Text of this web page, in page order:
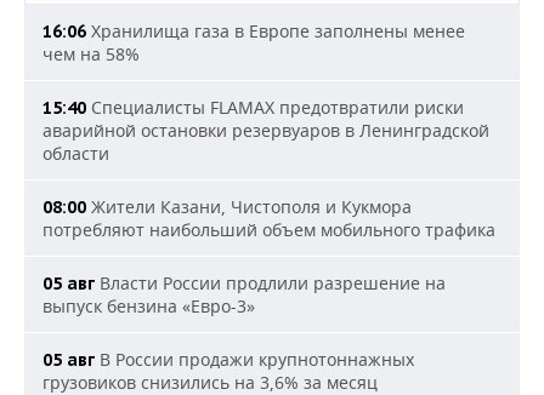
16:06 Хранилища газа в Европе заполнены менее
чем на 58%
15:40 Специалисты FLAMAX предотвратили риски
аварийной остановки резервуаров в Ленинградской
области
08:00 Жители Казани, Чистополя и Кукмора
потребляют наибольший объем мобильного трафика
05 авг Власти России продлили разрешение на
выпуск бензина «Евро-3»
05 авг В России продажи крупнотоннажных
грузовиков снизились на 3,6% за месяц